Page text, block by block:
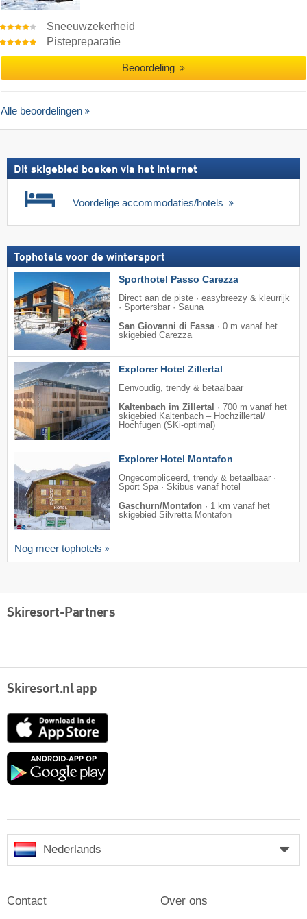
Sneeuwzekerheid
Pistepreparatie
Beoordeling
Alle beoordelingen
Dit skigebied boeken via het internet
Voordelige accommodaties/hotels
Tophotels voor de wintersport
Sporthotel Passo Carezza
Direct aan de piste · easybreezy & kleurrijk
· Sportersbar · Sauna
San Giovanni di Fassa· 0 m vanaf het
skigebied Carezza
Explorer Hotel Zillertal
Eenvoudig, trendy & betaalbaar
Kaltenbach im Zillertal · 700 m vanaf het
skigebied Kaltenbach – Hochzillertal/​
Hochfügen (SKi-optimal)
Explorer Hotel Montafon
Ongecompliceerd, trendy & betaalbaar ·
Sport Spa · Skibus vanaf hotel
Gaschurn/Montafon · 1 km vanaf het
skigebied Silvretta Montafon
Nog meer tophotels
Skiresort-Partners
Skiresort.nl app
App
Google
Nederlands
Contact Over ons